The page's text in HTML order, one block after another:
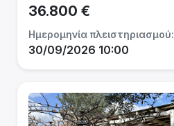
36.800 €
Ημερομηνία πλειστηριασμού:
30/09/2026 10:00